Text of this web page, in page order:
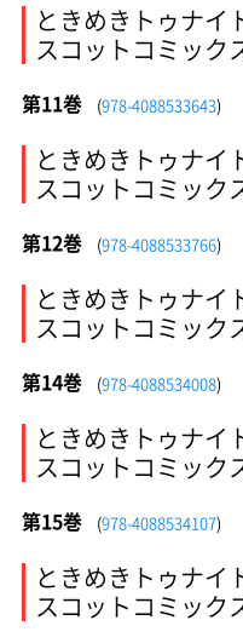
ときめきトゥナイ
スコットコミック
第11巻 (978-4088533643)
ときめきトゥナイ
スコットコミック
第12巻 (978-4088533766)
ときめきトゥナイ
スコットコミック
第14巻 (978-4088534008)
ときめきトゥナイ
スコットコミック
第15巻 (978-4088534107)
ときめきトゥナイ
スコットコミック